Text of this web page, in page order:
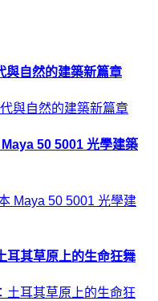
自然的建築新篇章
50 5001 光學建築
耳其草原上的生命狂舞